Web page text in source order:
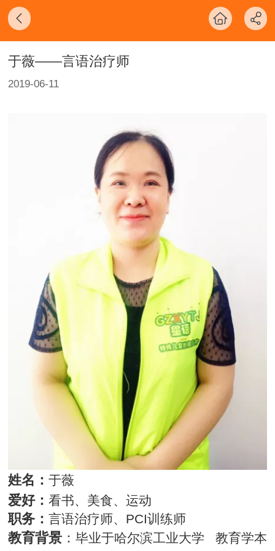
于薇——言语治疗师
2019-06-11
姓名： 于薇
爱好： 看书、美食、运动
职务： 言语治疗师、 PCI训练师
教育背景： 毕业于哈尔滨工业大学 教育学本